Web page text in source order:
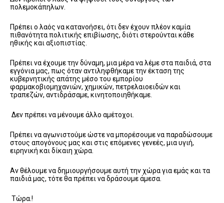
πολεμοκάπηλων.
Πρέπει ο λαός να κατανοήσει, ότι δεν έχουν πλέον καμία
πιθανότητα πολιτικής επιβίωσης, διότι στερούνται κάθε
ηθικής και αξιοπιστίας.
Πρέπει να έχουμε την δύναμη, μια μέρα να λέμε στα παιδιά, στα
εγγόνια μας, πως όταν αντιληφθήκαμε την έκταση της
κυβερνητικής απάτης μέσο του εμπορίου
φαρμακοβιομηχανιών, χημικών, πετρελαιοειδών και
τραπεζών, αντιδράσαμε, κινητοποιηθήκαμε.
Δεν πρέπει να μένουμε άλλο αμέτοχοι.
Πρέπει να αγωνιστούμε ώστε να μπορέσουμε να παραδώσουμε
στους απογόνους μας και στις επόμενες γενεές, μια υγιή,
ειρηνική και δίκαιη χώρα.
Αν θέλουμε να δημιουργήσουμε αυτή την χώρα για εμάς και τα
παιδιά μας, τότε θα πρέπει να δράσουμε άμεσα.
Τώρα.!